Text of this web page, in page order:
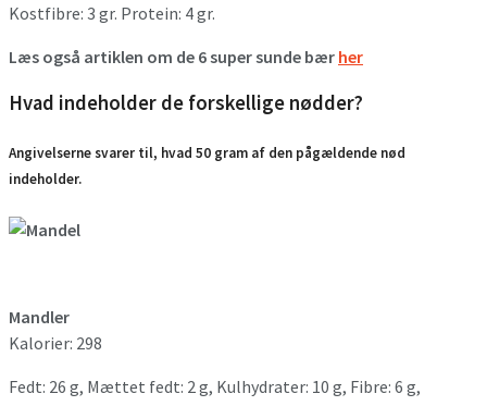
Kostfibre: 3 gr. Protein: 4 gr.
Læs også artiklen om de 6 super sunde bær her
Hvad indeholder de forskellige nødder?
Angivelserne svarer til, hvad 50 gram af den pågældende nød
indeholder.
Mandler
Kalorier: 298
Fedt: 26 g, Mættet fedt: 2 g, Kulhydrater: 10 g, Fibre: 6 g,